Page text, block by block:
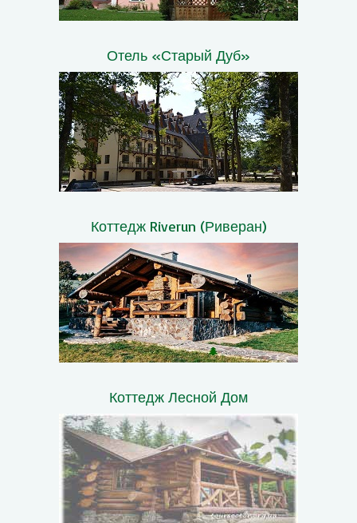
Отель «Старый Дуб»
Коттедж Riverun (Риверан)
Коттедж Лесной Дом